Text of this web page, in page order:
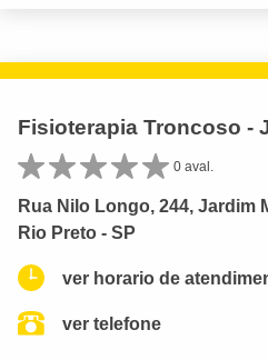
Fisioterapia Troncoso -
0 aval.
Rua Nilo Longo, 244, Jardim
Rio Preto - SP
ver horario de
ver telefone